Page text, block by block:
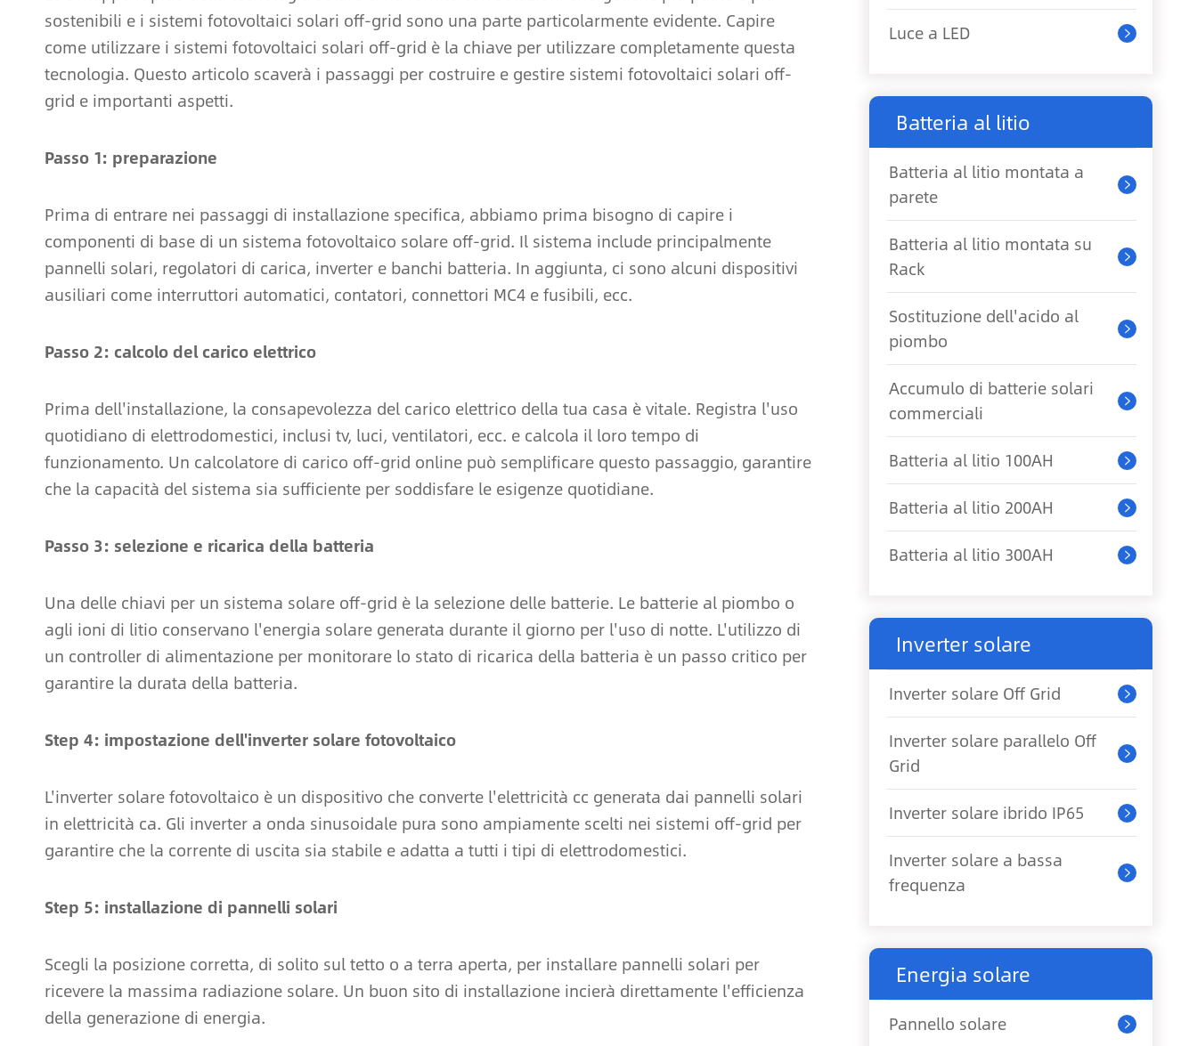
sostenibili e i sistemi fotovoltaici solari off-grid sono una parte particolarmente evidente. Capire
come utilizzare i sistemi fotovoltaici solari off-grid è la chiave per utilizzare completamente questa
tecnologia. Questo articolo scaverà i passaggi per costruire e gestire sistemi fotovoltaici solari off-
grid e importanti aspetti.
Passo 1: preparazione
Prima di entrare nei passaggi di installazione specifica, abbiamo prima bisogno di capire i
componenti di base di un sistema fotovoltaico solare off-grid. Il sistema include principalmente
pannelli solari, regolatori di carica, inverter e banchi batteria. In aggiunta, ci sono alcuni dispositivi
ausiliari come interruttori automatici, contatori, connettori MC4 e fusibili, ecc.
Passo 2: calcolo del carico elettrico
Prima dell'installazione, la consapevolezza del carico elettrico della tua casa è vitale. Registra l'uso
quotidiano di elettrodomestici, inclusi tv, luci, ventilatori, ecc. e calcola il loro tempo di
funzionamento. Un calcolatore di carico off-grid online può semplificare questo passaggio, garantire
che la capacità del sistema sia sufficiente per soddisfare le esigenze quotidiane.
Passo 3: selezione e ricarica della batteria
Una delle chiavi per un sistema solare off-grid è la selezione delle batterie. Le batterie al piombo o
agli ioni di litio conservano l'energia solare generata durante il giorno per l'uso di notte. L'utilizzo di
un controller di alimentazione per monitorare lo stato di ricarica della batteria è un passo critico per
garantire la durata della batteria.
Step 4: impostazione dell'inverter solare fotovoltaico
L'inverter solare fotovoltaico è un dispositivo che converte l'elettricità cc generata dai pannelli solari
in elettricità ca. Gli inverter a onda sinusoidale pura sono ampiamente scelti nei sistemi off-grid per
garantire che la corrente di uscita sia stabile e adatta a tutti i tipi di elettrodomestici.
Step 5: installazione di pannelli solari
Scegli la posizione corretta, di solito sul tetto o a terra aperta, per installare pannelli solari per
ricevere la massima radiazione solare. Un buon sito di installazione incierà direttamente l'efficienza
della generazione di energia.
Luce a LED 
Batteria al litio
Batteria al litio montata a
parete

Batteria al litio montata su
Rack

Sostituzione dell'acido al
piombo

Accumulo di batterie solari
commerciali

Batteria al litio 100AH 
Batteria al litio 200AH 
Batteria al litio 300AH 
Inverter solare
Inverter solare Off Grid 
Inverter solare parallelo Off
Grid

Inverter solare ibrido IP65 
Inverter solare a bassa
frequenza

Energia solare
Pannello solare 